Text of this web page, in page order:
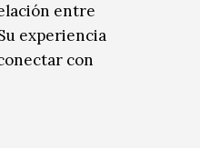
entre
experiencia
con